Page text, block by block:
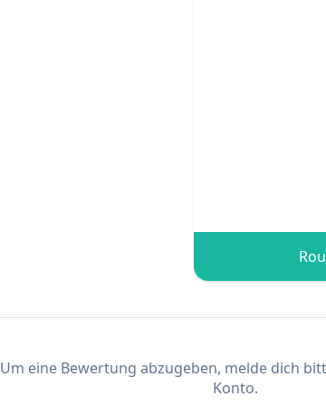
Um eine Bewertung abzugeben, melde dich
Konto.